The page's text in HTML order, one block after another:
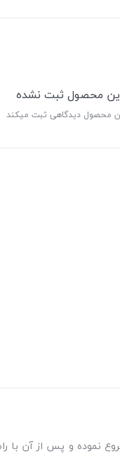
محصول ثبت نشده
محصول دیدگاهی ثبت میکند
پاکنژاد یزد شروع نموده و